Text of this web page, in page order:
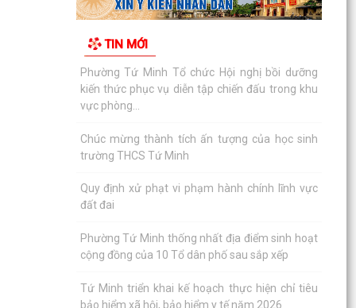
TIN MỚI
Phường Tứ Minh Tổ chức Hội nghị bồi dưỡng
vực phòng...
Chúc mừng thành tích ấn tượng của học sinh
trường THCS Tứ Minh
đất đai
cộng đồng của 10 Tổ dân phố sau sắp xếp
bảo hiểm xã hội, bảo hiểm y tế năm 2026
sức khỏe sau thai sản trùng với kỳ nghỉ hè có